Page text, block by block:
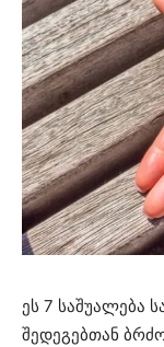
ეს 7 საშუალება
შედეგებთან